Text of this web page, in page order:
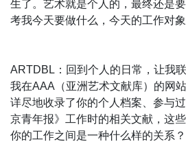
生了。艺术就是个人的，最终还是
考我今天要做什么，今天的工作对象
ARTDBL：回到个人的日常，让我
我在AAA（亚洲艺术文献库）的网
详尽地收录了你的个人档案、参与
京青年报》工作时的相关文献，这
你的工作之间是一种什么样的关系？